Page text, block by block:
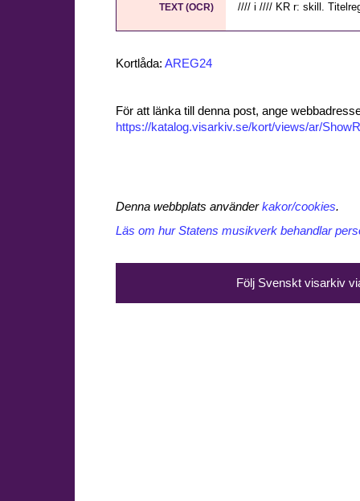
TEXT (OCR) //// i //// KR r: skill.
Kortlåda: AREG24
För att länka till denna post, ange
https://katalog.visarkiv.se/kort/views/ar/
Denna webbplats använderkakor/cookies.
Läs om hur Statens musikverk behandlar
Följ Svenskt visarkiv